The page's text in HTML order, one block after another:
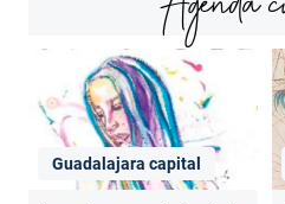
Guadalajara capital